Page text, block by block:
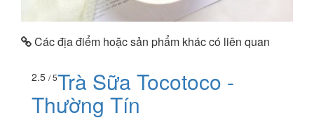
Các địa điểm hoặc sản phẩm khác có liên quan
2.5 / 5Trà Sữa Tocotoco -
Thường Tín